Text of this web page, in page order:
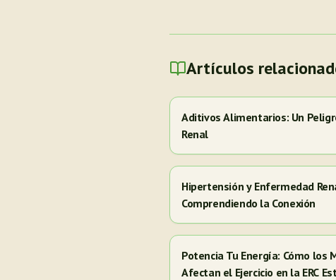
Artículos
Aditivos Alimentarios: Un
Renal
Hipertensión y Enfermedad
Comprendiendo la Conexión
Potencia Tu Energía: Cómo los
Afectan el Ejercicio en la ERC